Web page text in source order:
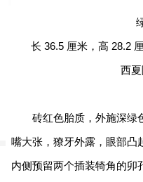
长 36.5 厘米，高 28.2
西
砖红色胎质，外施深绿
嘴大张，獠牙外露，眼部凸
内侧预留两个插装犄角的卯